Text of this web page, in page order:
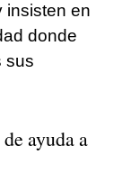
insisten en
donde
sus
ayuda a